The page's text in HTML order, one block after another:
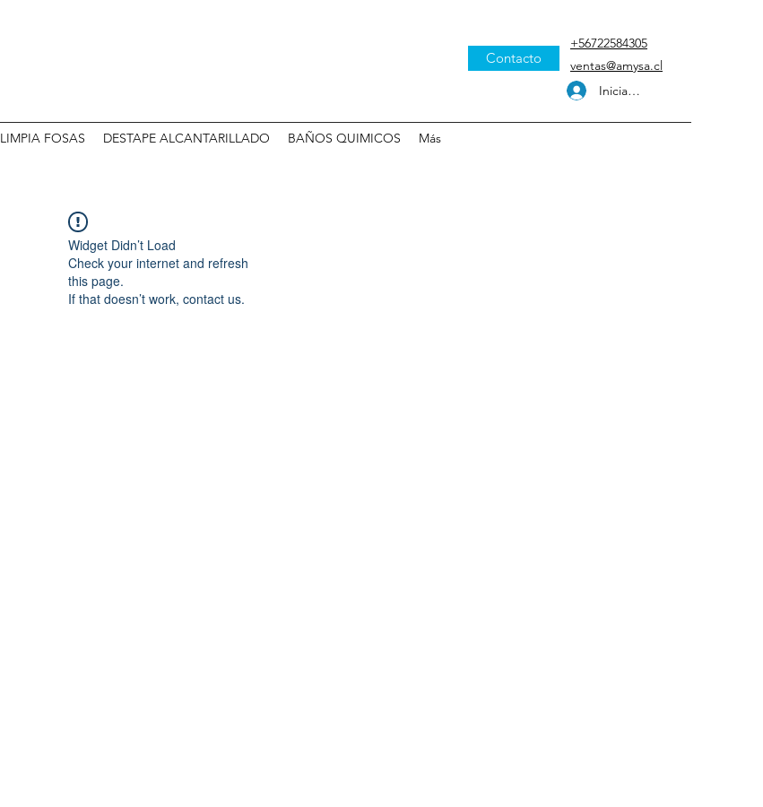
Contacto
Iniciar sesión
+56722584305
ventas@amysa.cl
LIMPIA FOSAS DESTAPE ALCANTARILLADO BAÑOS QUIMICOS Más
Widget Didn’t Load
Check your internet and refresh
this page.
If that doesn’t work, contact us.